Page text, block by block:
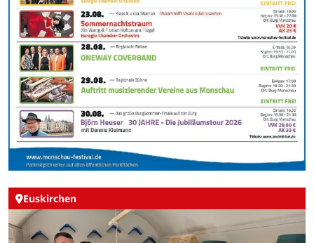
Euskirchen